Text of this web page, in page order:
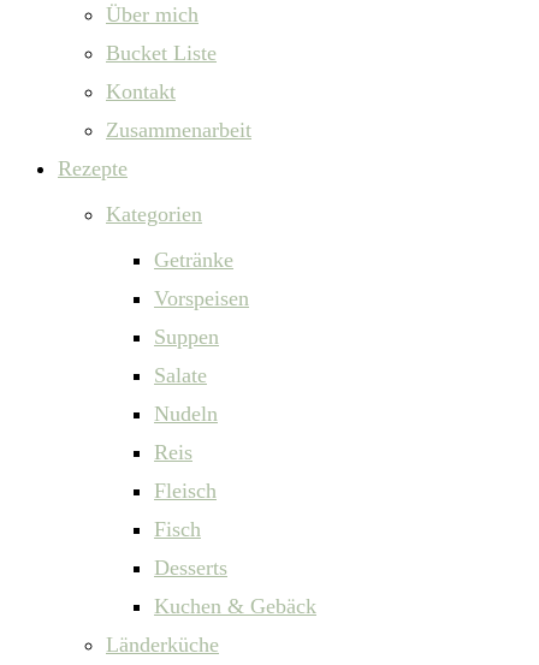
Über mich
Bucket Liste
Kontakt
Zusammenarbeit
Rezepte
Kategorien
Getränke
Vorspeisen
Suppen
Salate
Nudeln
Reis
Fleisch
Fisch
Desserts
Kuchen & Gebäck
Länderküche